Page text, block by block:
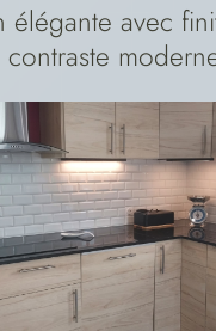
élégante avec
contraste